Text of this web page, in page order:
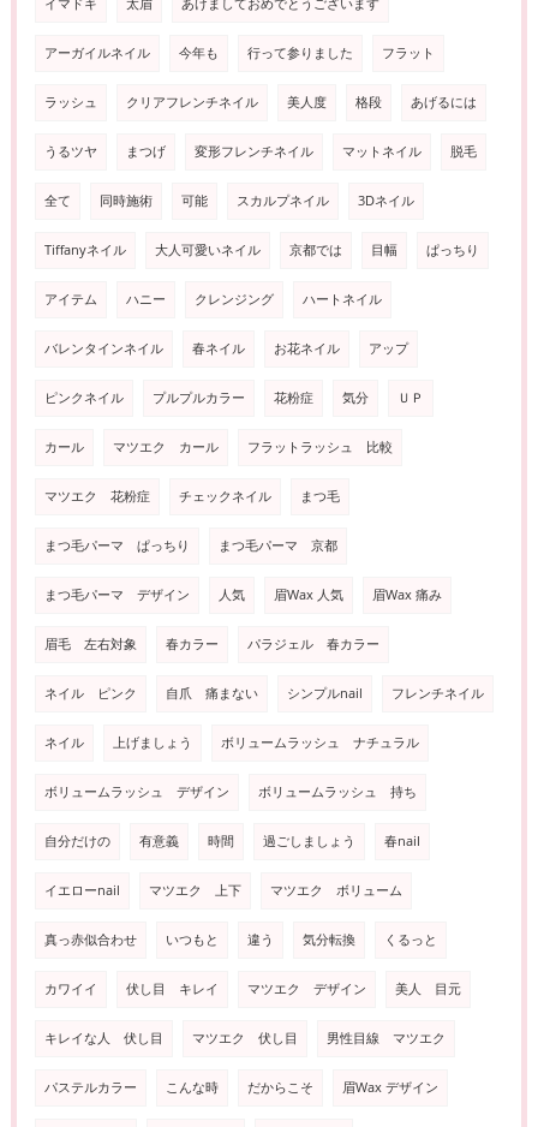
イマドキ 太眉 あけましておめでとうございます
アーガイルネイル 今年も 行って参りました フラット
ラッシュ クリアフレンチネイル 美人度 格段 あげるには
うるツヤ まつげ 変形フレンチネイル マットネイル 脱毛
全て 同時施術 可能 スカルプネイル 3Dネイル
Tiffanyネイル 大人可愛いネイル 京都では 目幅 ぱっちり
アイテム ハニー クレンジング ハートネイル
バレンタインネイル 春ネイル お花ネイル アップ
ピンクネイル プルプルカラー 花粉症 気分 ＵＰ
カール マツエク カール フラットラッシュ 比較
マツエク 花粉症 チェックネイル まつ毛
まつ毛パーマ ぱっちり まつ毛パーマ 京都
まつ毛パーマ デザイン 人気 眉Wax 人気 眉Wax 痛み
眉毛 左右対象 春カラー パラジェル 春カラー
ネイル ピンク 自爪 痛まない シンプルnail フレンチネイル
ネイル 上げましょう ボリュームラッシュ ナチュラル
ボリュームラッシュ デザイン ボリュームラッシュ 持ち
自分だけの 有意義 時間 過ごしましょう 春nail
イエローnail マツエク 上下 マツエク ボリューム
真っ赤似合わせ いつもと 違う 気分転換 くるっと
カワイイ 伏し目 キレイ マツエク デザイン 美人 目元
キレイな人 伏し目 マツエク 伏し目 男性目線 マツエク
パステルカラー こんな時 だからこそ 眉Wax デザイン